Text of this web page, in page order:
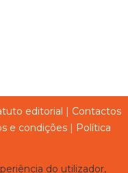
editorial | Contactos
e condições | Política
do utilizador,